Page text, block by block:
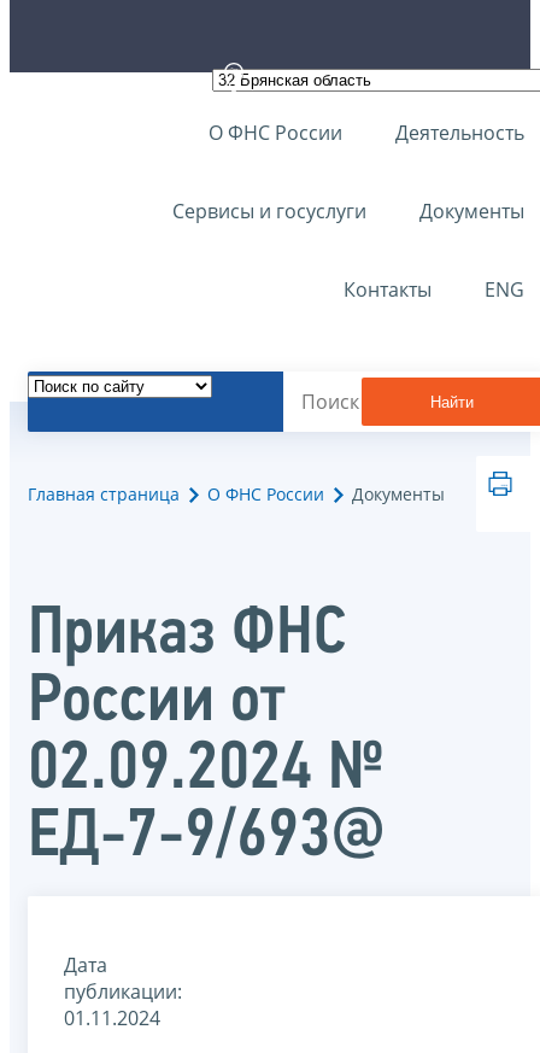
О ФНС России Деятельность
Сервисы и госуслуги Документы
Контакты ENG
Найти
Главная страница О ФНС России Документы
Приказ ФНС
России от
02.09.2024 №
ЕД-7-9/693@
Дата
публикации:
01.11.2024